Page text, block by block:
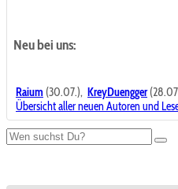
Neu bei uns:
Raium (30.07.), KreyDuengger
Übersicht aller neuen Autoren und